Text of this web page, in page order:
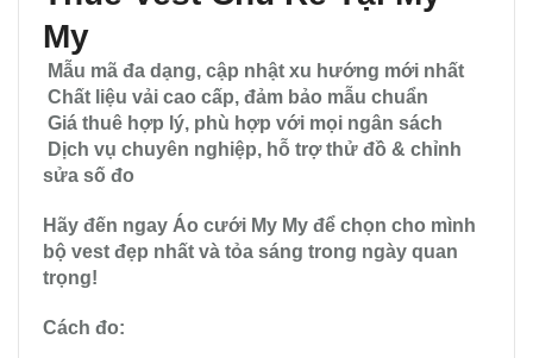
My
Mẫu mã đa dạng, cập nhật xu hướng mới nhất
Chất liệu vải cao cấp, đảm bảo mẫu chuẩn
Giá thuê hợp lý, phù hợp với mọi ngân sách
Dịch vụ chuyên nghiệp, hỗ trợ thử đồ & chỉnh
sửa số đo
Hãy đến ngay Áo cưới My My để chọn cho mình
bộ vest đẹp nhất và tỏa sáng trong ngày quan
trọng!
Cách đo: